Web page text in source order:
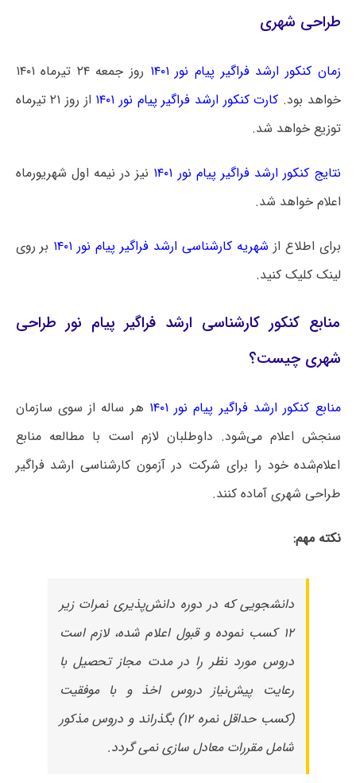
طراحی شهری
زمان کنکور ارشد فراگیر پیام نور ۱۴۰۱
روز جمعه ۲۴ تیرماه ۱۴۰۱
خواهد بود. کارت کنکور ارشد فراگیر پیام نور ۱۴۰۱
از روز ۲۱ تیرماه
توزیع خواهد شد.
نتایج کنکور ارشد فراگیر پیام نور ۱۴۰۱
نیز در نیمه اول شهریورماه
اعلام خواهد شد.
برای اطلاع از شهریه کارشناسی ارشد فراگیر پیام نور ۱۴۰۱
بر روی
لینک کلیک کنید.
منابع کنکور کارشناسی ارشد فراگیر پیام نور طراحی
شهری چیست؟
منابع کنکور ارشد فراگیر پیام نور ۱۴۰۱
هر ساله از سوی سازمان
سنجش اعلام می‌شود. داوطلبان لازم است با مطالعه منابع
اعلام‌شده خود را برای شرکت در آزمون کارشناسی ارشد فراگیر
طراحی شهری آماده کنند.
نکته مهم:
دانشجویی که در دوره دانش‌پذیری نمرات زیر
۱۲ کسب نموده و قبول اعلام شده، لازم است
دروس مورد نظر را در مدت مجاز تحصیل با
رعایت پیش‌نیاز دروس اخذ و با موفقیت
(کسب حداقل نمره ۱۲) بگذراند و دروس مذکور
شامل مقررات معادل سازی نمی گردد.